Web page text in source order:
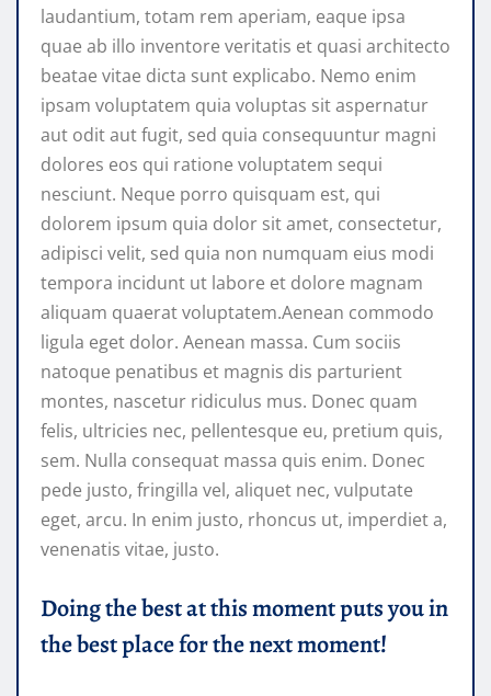
laudantium, totam rem aperiam, eaque ipsa
quae ab illo inventore veritatis et quasi architecto
beatae vitae dicta sunt explicabo. Nemo enim
ipsam voluptatem quia voluptas sit aspernatur
aut odit aut fugit, sed quia consequuntur magni
dolores eos qui ratione voluptatem sequi
nesciunt. Neque porro quisquam est, qui
dolorem ipsum quia dolor sit amet, consectetur,
adipisci velit, sed quia non numquam eius modi
tempora incidunt ut labore et dolore magnam
aliquam quaerat voluptatem.Aenean commodo
ligula eget dolor. Aenean massa. Cum sociis
natoque penatibus et magnis dis parturient
montes, nascetur ridiculus mus. Donec quam
felis, ultricies nec, pellentesque eu, pretium quis,
sem. Nulla consequat massa quis enim. Donec
pede justo, fringilla vel, aliquet nec, vulputate
eget, arcu. In enim justo, rhoncus ut, imperdiet a,
venenatis vitae, justo.
Doing the best at this moment puts you in
the best place for the next moment!